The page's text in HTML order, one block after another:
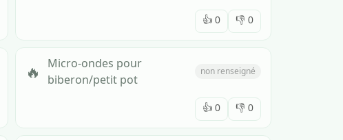
👍 0 👎 0
🔥
Micro-ondes pour
biberon/petit pot
non renseigné
👍 0 👎 0